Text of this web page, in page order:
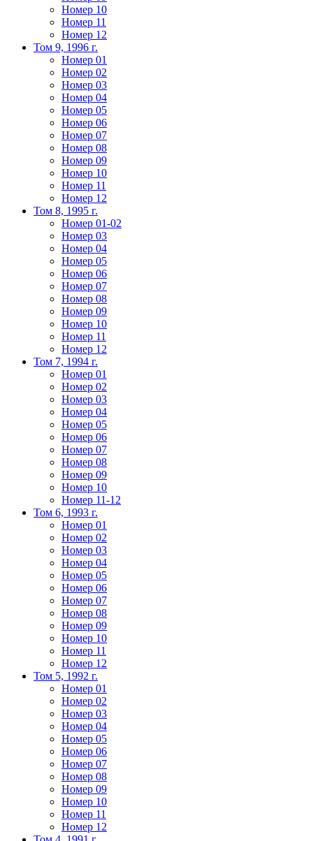
Номер 10
Номер 11
Номер 12
Том 9, 1996 г.
Номер 01
Номер 02
Номер 03
Номер 04
Номер 05
Номер 06
Номер 07
Номер 08
Номер 09
Номер 10
Номер 11
Номер 12
Том 8, 1995 г.
Номер 01-02
Номер 03
Номер 04
Номер 05
Номер 06
Номер 07
Номер 08
Номер 09
Номер 10
Номер 11
Номер 12
Том 7, 1994 г.
Номер 01
Номер 02
Номер 03
Номер 04
Номер 05
Номер 06
Номер 07
Номер 08
Номер 09
Номер 10
Номер 11-12
Том 6, 1993 г.
Номер 01
Номер 02
Номер 03
Номер 04
Номер 05
Номер 06
Номер 07
Номер 08
Номер 09
Номер 10
Номер 11
Номер 12
Том 5, 1992 г.
Номер 01
Номер 02
Номер 03
Номер 04
Номер 05
Номер 06
Номер 07
Номер 08
Номер 09
Номер 10
Номер 11
Номер 12